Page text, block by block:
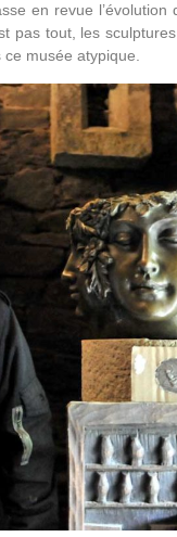
en revue
pas tout, les
ce musée atypique.